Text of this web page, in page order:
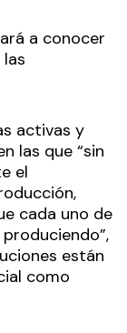
a conocer
activas y
las que “sin
el
cada uno de
están
como